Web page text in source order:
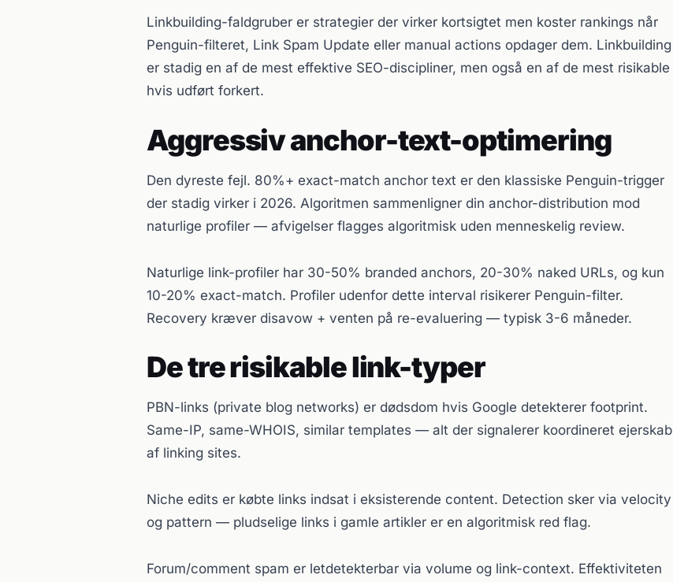
Linkbuilding-faldgruber er strategier der virker kortsigtet men koster rankings når
Penguin-filteret, Link Spam Update eller manual actions opdager dem. Linkbuilding
er stadig en af de mest effektive SEO-discipliner, men også en af de mest risikable
hvis udført forkert.
Aggressiv anchor-text-optimering
Den dyreste fejl. 80%+ exact-match anchor text er den klassiske Penguin-trigger
der stadig virker i 2026. Algoritmen sammenligner din anchor-distribution mod
naturlige profiler — afvigelser flagges algoritmisk uden menneskelig review.
Naturlige link-profiler har 30-50% branded anchors, 20-30% naked URLs, og kun
10-20% exact-match. Profiler udenfor dette interval risikerer Penguin-filter.
Recovery kræver disavow + venten på re-evaluering — typisk 3-6 måneder.
De tre risikable link-typer
PBN-links (private blog networks) er dødsdom hvis Google detekterer footprint.
Same-IP, same-WHOIS, similar templates — alt der signalerer koordineret ejerskab
af linking sites.
Niche edits er købte links indsat i eksisterende content. Detection sker via velocity
og pattern — pludselige links i gamle artikler er en algoritmisk red flag.
Forum/comment spam er letdetekterbar via volume og link-context. Effektiviteten